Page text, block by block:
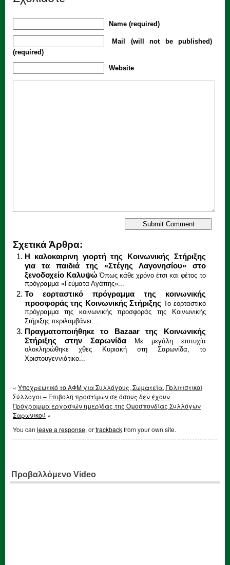
Name (required)
Mail (will not be published)
(required)
Website
Σχετικά Άρθρα:
Η καλοκαιρινη γιορτή της Κοινωνικής Στήριξης
για τα παιδιά της «Στέγης Λαγονησίου» στο
ξενοδοχείο Καλυψώ Όπως κάθε χρόνο έτσι και φέτος το
πρόγραμμα «Γεύματα Αγάπης»...
Το εορταστικό πρόγραμμα της κοινωνικής
προσφοράς της Κοινωνικής Στήριξης Το εορταστικό
πρόγραμμα της κοινωνικής προσφοράς της Κοινωνικής
Στήριξης περιλαμβάνει:...
Πραγματοποιήθηκε το Bazaar της Κοινωνικής
Στήριξης στην Σαρωνίδα
Mε μεγάλη επιτυχία
ολοκληρώθηκε χθες Κυριακή στη Σαρωνίδα, το
Χριστουγεννιάτικο...
« Υποχρεωτικό το ΑΦΜ για Συλλόγους, Σωματεία, Πολιτιστικοί
Σύλλογοι – Επιβολή προστίμων σε όσους δεν έχουν
Πρόγραμμα εργασιών ημερίδας της Ομοσπονδίας Συλλόγων
Σαρωνικού »
You can leave a response, ortrackbackfrom your own site.
Προβαλλόμενο Video